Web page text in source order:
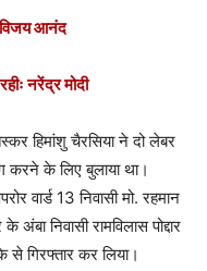
विजय आनंद
नरेंद्र मोदी
हिमांशु चैरसिया ने दो लेबर
करने के लिए बुलाया था।
वार्ड 13 निवासी मो. रहमान
निवासी रामविलास पोद्दार
से गिरफ्तार कर लिया।